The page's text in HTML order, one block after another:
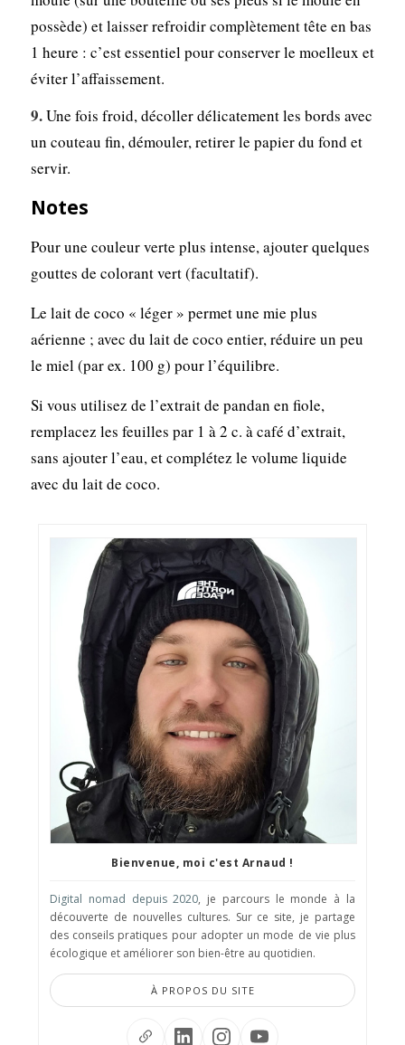
possède) et laisser refroidir complètement tête en bas
1 heure : c’est essentiel pour conserver le moelleux et
éviter l’affaissement.
Une fois froid, décoller délicatement les bords avec
un couteau fin, démouler, retirer le papier du fond et
servir.
Notes
Pour une couleur verte plus intense, ajouter quelques
gouttes de colorant vert (facultatif).
Le lait de coco « léger » permet une mie plus
aérienne ; avec du lait de coco entier, réduire un peu
le miel (par ex. 100 g) pour l’équilibre.
Si vous utilisez de l’extrait de pandan en fiole,
remplacez les feuilles par 1 à 2 c. à café d’extrait,
sans ajouter l’eau, et complétez le volume liquide
avec du lait de coco.
Bienvenue, moi c'est Arnaud !
Digital nomad depuis 2020, je parcours le monde à la
découverte de nouvelles cultures. Sur ce site, je partage
des conseils pratiques pour adopter un mode de vie plus
écologique et améliorer son bien-être au quotidien.
À PROPOS DU SITE